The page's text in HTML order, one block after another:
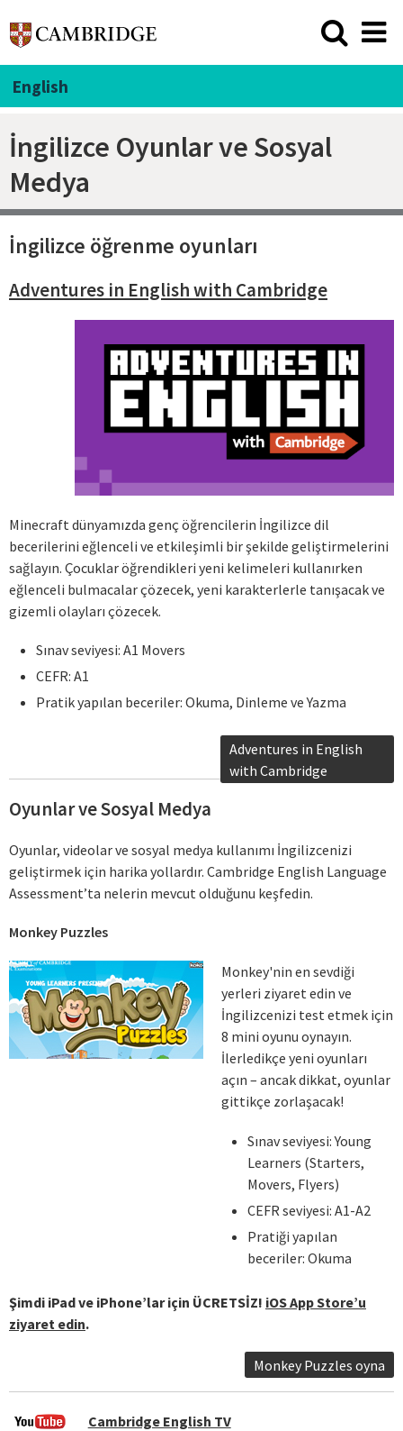
English
İngilizce Oyunlar ve Sosyal
Medya
İngilizce öğrenme oyunları
Adventures in English with Cambridge
Minecraft dünyamızda genç öğrencilerin İngilizce dil
becerilerini eğlenceli ve etkileşimli bir şekilde geliştirmelerini
sağlayın. Çocuklar öğrendikleri yeni kelimeleri kullanırken
eğlenceli bulmacalar çözecek, yeni karakterlerle tanışacak ve
gizemli olayları çözecek.
Sınav seviyesi: A1 Movers
CEFR: A1
Pratik yapılan beceriler: Okuma, Dinleme ve Yazma
Adventures in English
with Cambridge
Oyunlar ve Sosyal Medya
Oyunlar, videolar ve sosyal medya kullanımı İngilizcenizi
geliştirmek için harika yollardır. Cambridge English Language
Assessment’ta nelerin mevcut olduğunu keşfedin.
Monkey Puzzles
Monkey'nin en sevdiği
yerleri ziyaret edin ve
İngilizcenizi test etmek için
8 mini oyunu oynayın.
İlerledikçe yeni oyunları
açın – ancak dikkat, oyunlar
gittikçe zorlaşacak!
Sınav seviyesi: Young
Learners (Starters,
Movers, Flyers)
CEFR seviyesi: A1-A2
Pratiği yapılan
beceriler: Okuma
Şimdi iPad ve iPhone’lar için ÜCRETSİZ! iOS App Store’u
ziyaret edin.
Monkey Puzzles oyna
Cambridge English TV